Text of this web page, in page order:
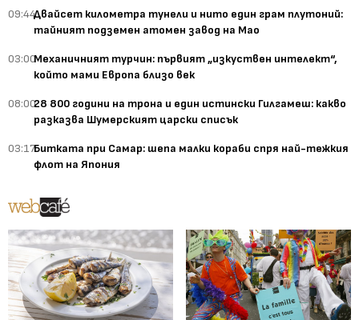
09:44Двайсет километра тунели и нито един грам плутоний:
тайният подземен атомен завод на Мао
03:00Механичният турчин: първият „изкуствен интелект“,
който мами Европа близо век
08:0028 800 години на трона и един истински Гилгамеш: какво
разказва Шумерският царски списък
03:17Битката при Самар: шепа малки кораби спря най-тежкия
флот на Япония